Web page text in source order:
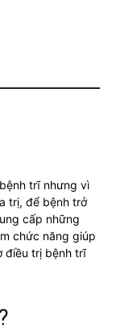
trĩ nhưng vì
trị, để bệnh trở
cấp những
chức năng giúp
điều trị bệnh trĩ